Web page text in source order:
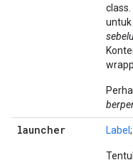
untuk
launcher Label